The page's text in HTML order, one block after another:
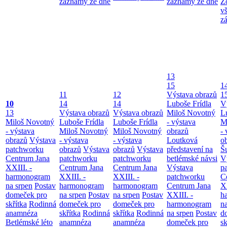
10
13
Miloš Novotný
- výstava
obrazů Výstava
patchworku
Centrum Jana
XXIII. -
harmonogram
na srpen Postav
domeček pro
skřítka Rodinná
anamnéza
Betlémské léto
11
14
Výstava obrazů
Luboše Frídla
Miloš Novotný
- výstava
obrazů Výstava
patchworku
Centrum Jana
XXIII. -
harmonogram
na srpen Postav
domeček pro
skřítka Rodinná
anamnéza
12
14
Výstava obrazů
Luboše Frídla
Miloš Novotný
- výstava
obrazů Výstava
patchworku
Centrum Jana
XXIII. -
harmonogram
na srpen Postav
domeček pro
skřítka Rodinná
anamnéza
13
15
Výstava obrazů
Luboše Frídla
Miloš Novotný
- výstava
obrazů
Loutková
představení na
betlémské návsi
Výstava
patchworku
Centrum Jana
XXIII. -
harmonogram
na srpen Postav
domeček pro
-